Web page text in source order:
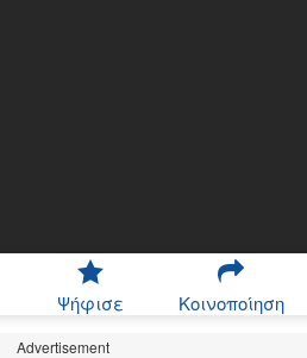
Ψήφισε Κοινοποίηση
Advertisement